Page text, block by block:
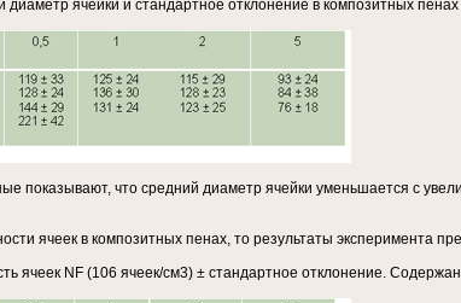
диаметр ячейки и стандартное отклонение в композитных
показывают, что средний диаметр ячейки уменьшается с
ячеек в композитных пенах, то результаты эксперимента
ячеек NF (106 ячеек/см3) ± стандартное отклонение.